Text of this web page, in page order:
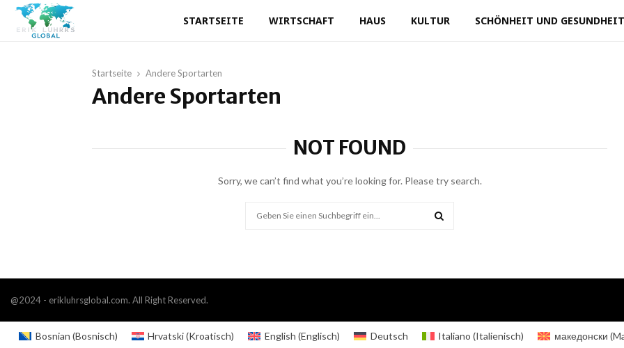
STARTSEITE WIRTSCHAFT HAUS KULTUR SCHÖNHEIT UND GESUNDHEIT
Startseite Andere Sportarten
Andere Sportarten
NOT FOUND
Sorry, we can’t find what you’re looking for. Please try search.
@2024 - erikluhrsglobal.com. All Right Reserved.
Bosnian (Bosnisch) Hrvatski(Kroatisch) English (Englisch) Deutsch Italiano (Italienisch) македонски (